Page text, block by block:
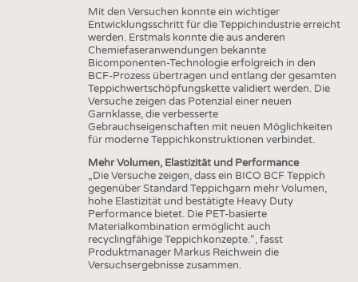
ADRESSEN & LINKS
PUBLIKATIONEN
BRANCHENTERMINE
Mit den Versuchen konnte ein wichtiger
Entwicklungsschritt für die Teppichindustrie erreicht
werden. Erstmals konnte die aus anderen
Chemiefaseranwendungen bekannte
Bicomponenten-Technologie erfolgreich in den
BCF-Prozess übertragen und entlang der gesamten
Teppichwertschöpfungskette validiert werden. Die
Versuche zeigen das Potenzial einer neuen
Garnklasse, die verbesserte
Gebrauchseigenschaften mit neuen Möglichkeiten
für moderne Teppichkonstruktionen verbindet.
Mehr Volumen, Elastizität und Performance
„Die Versuche zeigen, dass ein BICO BCF Teppich
gegenüber Standard Teppichgarn mehr Volumen,
hohe Elastizität und bestätigte Heavy Duty
Performance bietet. Die PET-basierte
Materialkombination ermöglicht auch
recyclingfähige Teppichkonzepte.“, fasst
Produktmanager Markus Reichwein die
Versuchsergebnisse zusammen.